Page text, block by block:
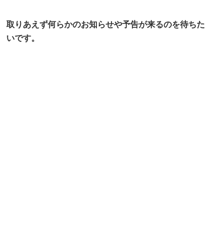
取りあえず何らかのお知らせや予告が来るのを待ちた
いです。